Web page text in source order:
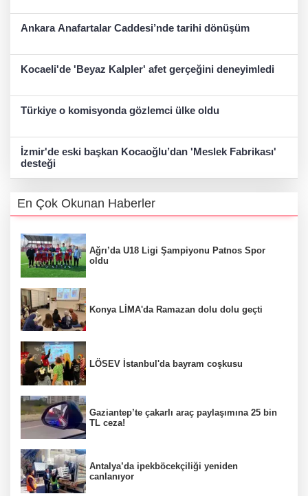
Ankara Anafartalar Caddesi’nde tarihi dönüşüm
Kocaeli'de 'Beyaz Kalpler' afet gerçeğini deneyimledi
Türkiye o komisyonda gözlemci ülke oldu
İzmir'de eski başkan Kocaoğlu’dan 'Meslek Fabrikası'
desteği
En Çok Okunan Haberler
Ağrı’da U18 Ligi Şampiyonu Patnos Spor
oldu
Konya LİMA'da Ramazan dolu dolu geçti
LÖSEV İstanbul'da bayram coşkusu
Gaziantep’te çakarlı araç paylaşımına 25 bin
TL ceza!
Antalya’da ipekböcekçiliği yeniden
canlanıyor